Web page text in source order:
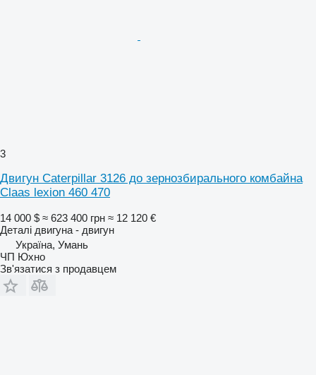
3
Двигун Caterpillar 3126 до зернозбирального комбайна
Claas lexion 460 470
14 000 $ ≈ 623 400 грн ≈ 12 120 €
Деталі двигуна - двигун
Україна, Умань
ЧП Юхно
Зв'язатися з продавцем